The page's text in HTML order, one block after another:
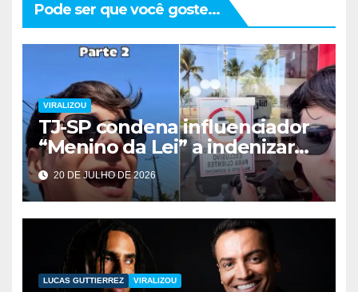
Pode ser que você goste...
VIRALIZOU
TJ-SP condena influenciador
“Menino da Lei” a indenizar
imobiliária em R$ 30 mil por
vídeo nas redes sociais
20 DE JULHO DE 2026
VIRALIZOU
LUCAS GUTTIERREZ